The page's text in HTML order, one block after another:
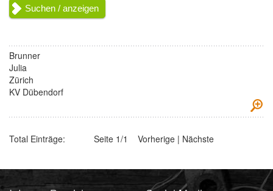
Brunner
Julia
Zürich
KV Dübendorf
Total Einträge: Seite 1/1 Vorherige | Nächste